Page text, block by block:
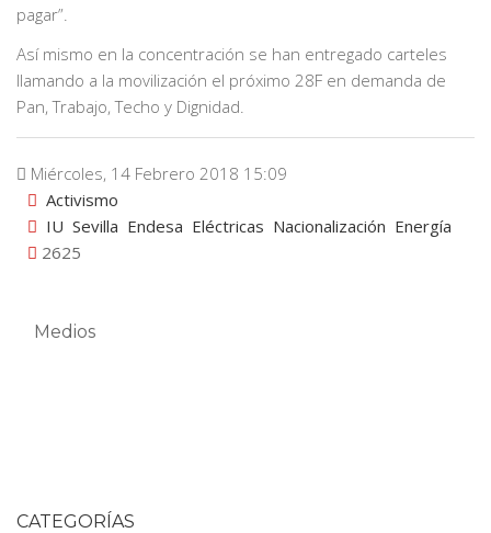
pagar”.
Así mismo en la concentración se han entregado carteles
llamando a la movilización el próximo 28F en demanda de
Pan, Trabajo, Techo y Dignidad.
Miércoles, 14 Febrero 2018 15:09
Activismo
IU Sevilla Endesa Eléctricas Nacionalización Energía
2625
Medios
CATEGORÍAS